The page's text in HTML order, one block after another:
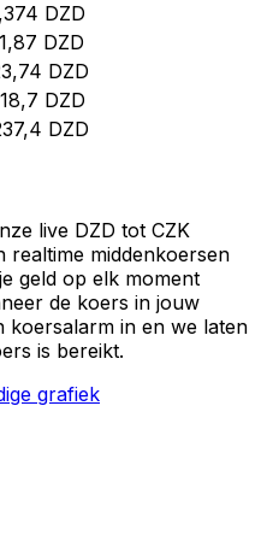
DZD
DZD
DZD
DZD
DZD
live DZD tot CZK
realtime middenkoersen
geld op elk moment
de koers in jouw
koersalarm in en we laten
is bereikt.
grafiek